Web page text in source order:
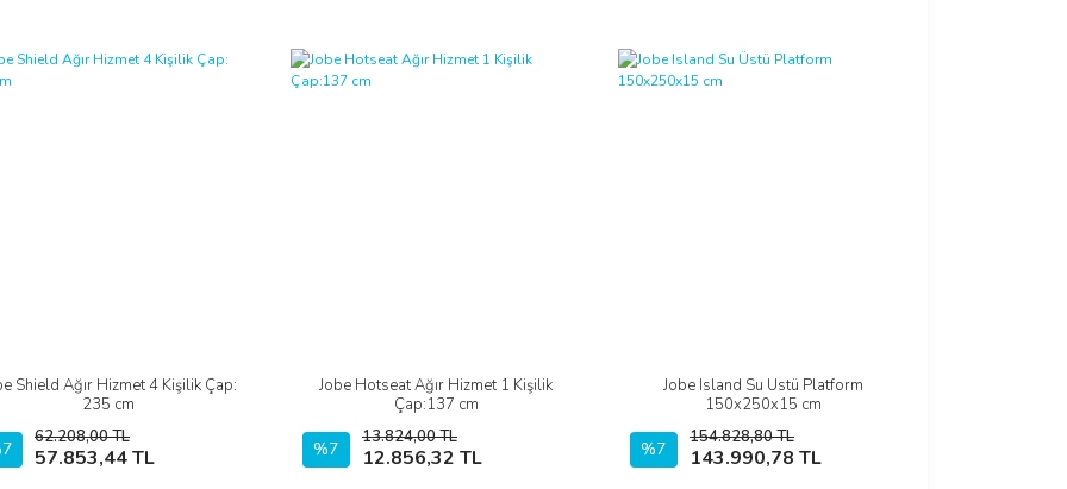
Shield Ağır Hizmet 4 Kişilik Çap:
235 cm
62.208,00 TL
57.853,44 TL
İncele
Sepete Ekle
Jobe Hotseat Ağır Hizmet 1 Kişilik
Çap:137 cm
%7
13.824,00 TL
12.856,32 TL
İncele
Sepete Ekle
Jobe Island Su Üstü Platform
150x250x15 cm
%7
154.828,80 TL
143.990,78 TL
İncele
Sepete Ekle